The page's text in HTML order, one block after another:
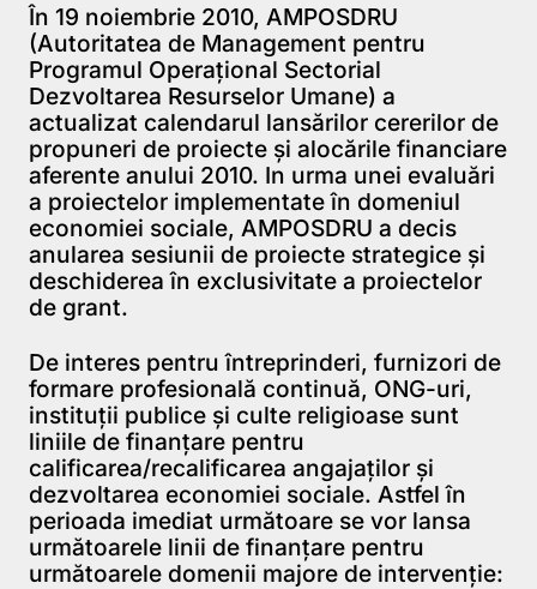
În 19 noiembrie 2010, AMPOSDRU
(Autoritatea de Management pentru
Programul Operaţional Sectorial
Dezvoltarea Resurselor Umane) a
actualizat calendarul lansărilor cererilor de
propuneri de proiecte şi alocările financiare
aferente anului 2010. In urma unei evaluări
a proiectelor implementate în domeniul
economiei sociale, AMPOSDRU a decis
anularea sesiunii de proiecte strategice și
deschiderea în exclusivitate a proiectelor
de grant.
De interes pentru întreprinderi, furnizori de
formare profesională continuă, ONG-uri,
instituții publice și culte religioase sunt
liniile de finanțare pentru
calificarea/recalificarea angajaților și
dezvoltarea economiei sociale. Astfel în
perioada imediat următoare se vor lansa
următoarele linii de finanțare pentru
următoarele domenii majore de intervenție: